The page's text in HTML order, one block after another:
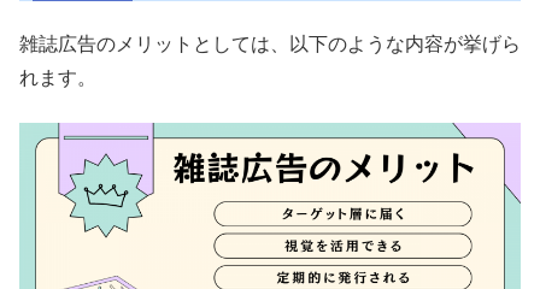
雑誌広告のメリットとしては、以下のような内容が挙げら
れます。